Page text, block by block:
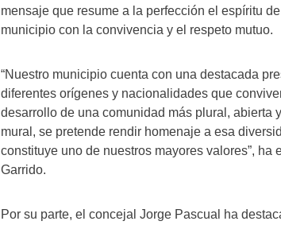
mensaje que resume a la perfección el espíritu
municipio con la convivencia y el respeto mutuo.
“Nuestro municipio cuenta con una destacada
diferentes orígenes y nacionalidades que
desarrollo de una comunidad más plural, abierta
mural, se pretende rendir homenaje a esa
constituye uno de nuestros mayores valores”, ha
Garrido.
Por su parte, el concejal Jorge Pascual ha